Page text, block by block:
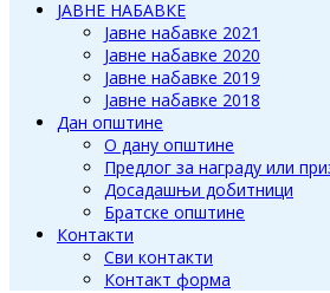
ЈАВНЕ НАБАВКЕ
Јавне набавке 2021
Јавне набавке 2020
Јавне набавке 2019
Јавне набавке 2018
Дан општине
О дану општине
Предлог за награду или
Досадашњи добитници
Братске општине
Контакти
Сви контакти
Контакт форма